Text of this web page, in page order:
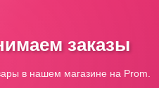
заказы
в нашем магазине на Prom.